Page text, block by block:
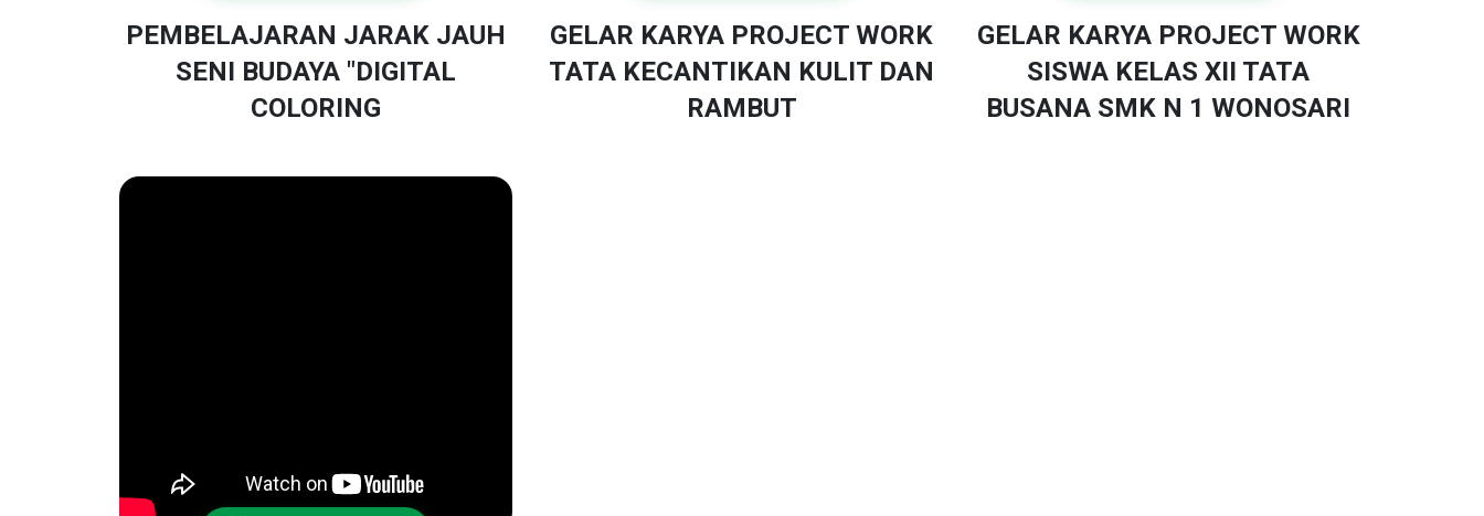
PEMBELAJARAN JARAK JAUH
SENI BUDAYA "DIGITAL
COLORING
GELAR KARYA PROJECT WORK
TATA KECANTIKAN KULIT DAN
RAMBUT
GELAR KARYA PROJECT WORK
SISWA KELAS XII TATA
BUSANA SMK N 1 WONOSARI